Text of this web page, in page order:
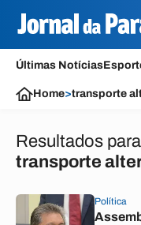
Últimas Notícias
Home>transporte
Resultados
transporte
Política